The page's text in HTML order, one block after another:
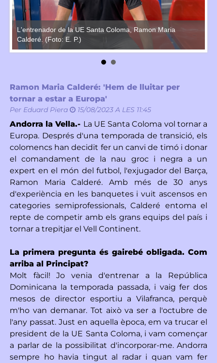
L'entrenador de la UE Santa Coloma, Ramon Maria
Calderé. (Foto: E. P.)
Ramon Maria Calderé: 'Hem de lluitar per
tornar a estar a Europa'
Per Eduard Piera 15/08/2023 A LES 11:45
Andorra la Vella.- La UE Santa Coloma vol tornar a
Europa. Després d'una temporada de transició, els
colomencs han decidit fer un canvi de timó i donar
el comandament de la nau groc i negra a un
expert en el món del futbol, l'exjugador del Barça,
Ramon Maria Calderé. Amb més de 30 anys
d'experiència en les banquetes i vuit ascensos en
categories semiprofessionals, Calderé entoma el
repte de competir amb els grans equips del país i
tornar a trepitjar el Vell Continent.
La primera pregunta és gairebé obligada. Com
arriba al Principat?
Molt fàcil! Jo venia d'entrenar a la República
Dominicana la temporada passada, i vaig fer dos
mesos de director esportiu a Vilafranca, perquè
m'ho van demanar. Tot això va ser a l'octubre de
l'any passat. Just en aquella època, em va trucar el
president de la UE Santa Coloma, i vam començar
a parlar de la possibilitat d'incorporar-me. Andorra
sempre ho havia tingut al radar i quan vam fer